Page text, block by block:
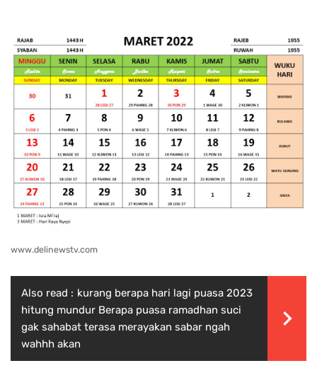
www.delinewstv.com
Also read : kurang berapa hari lagi puasa 2023
hitung mundur Berapa puasa ramadhan suci
gak sahabat terasa merayakan sabar ngah
wahhh akan